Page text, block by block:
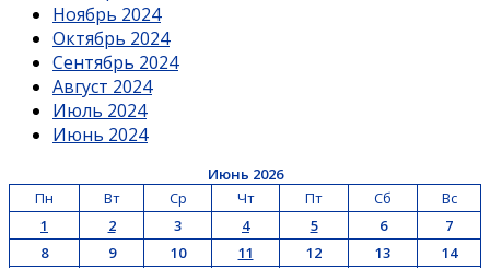
Ноябрь 2024
Октябрь 2024
Сентябрь 2024
Август 2024
Июль 2024
Июнь 2024
Июнь 2026
Пн
Вт Ср Чт Пт Сб
Вс
1
2 3 4 5 6
7
8
9 10 11 12 13
14